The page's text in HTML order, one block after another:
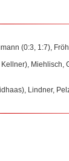
(0:3, 1:7),
Miehlisch,
Lindner,